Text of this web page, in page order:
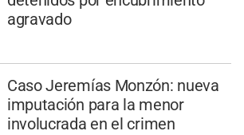
agravado
Caso Jeremías Monzón: nueva
imputación para la menor
involucrada en el crimen